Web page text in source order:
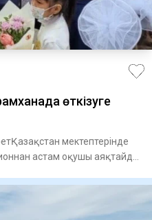
өткізуге
мектептерінде
астам оқушы аяқтайды.